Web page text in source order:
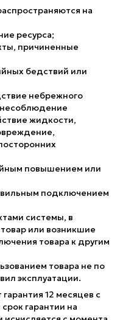
на
ресурса;
причиненные
бедствий или
небрежного
жидкости,
повышением или
подключением
системы, в
или возникшие
товара к другим
товара не по
эксплуатации.
12 месяцев с
гарантии на